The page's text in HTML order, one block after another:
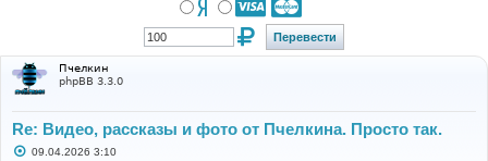
Пчелкин
phpBB 3.3.0
Re: Видео, рассказы и фото от Пчелкина. Просто так.
С09.04.2026 3:10